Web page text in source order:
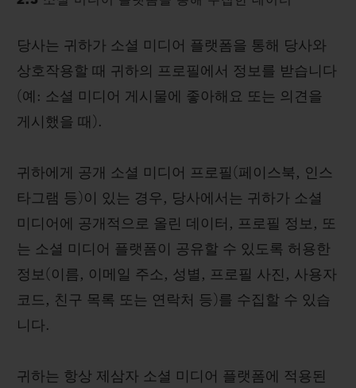
당사는 귀하가 소셜 미디어 플랫폼을 통해 당사와
상호작용할 때 귀하의 프로필에서 정보를 받습니다
(예: 소셜 미디어 게시물에 좋아해요 또는 의견을
게시했을 때).
귀하에게 공개 소셜 미디어 프로필(페이스북, 인스
타그램 등)이 있는 경우, 당사에서는 귀하가 소셜
미디어에 공개적으로 올린 데이터, 프로필 정보, 또
는 소셜 미디어 플랫폼이 공유할 수 있도록 허용한
정보(이름, 이메일 주소, 성별, 프로필 사진, 사용자
코드, 친구 목록 또는 연락처 등)를 수집할 수 있습
니다.
귀하는 항상 제삼자 소셜 미디어 플랫폼에 적용된